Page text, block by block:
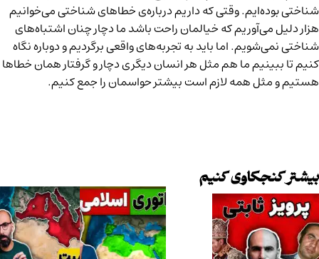
شناختی بوده‌ایم. وقتی که داریم درباره‌ی خطاهای شناختی می‌خوانیم
هزار دلیل می‌آوریم که خیالمان راحت باشد ما دچار چنان اشتباه‌های
شناختی نمی‌شویم. اما باید به تجربه‌های واقعی برگردیم و دوباره نگاه
کنیم تا ببینیم ما هم مثل هر انسان دیگری دچار و گرفتار همان خطاها
هستیم و مثل همه لازم است بیشتر حواسمان را جمع کنیم.
بیشتر کنجکاوی کنیم